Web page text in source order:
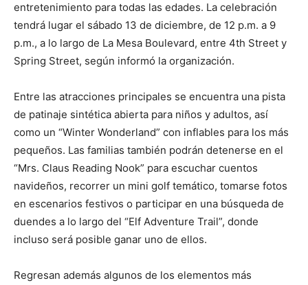
entretenimiento para todas las edades. La celebración
tendrá lugar el sábado 13 de diciembre, de 12 p.m. a 9
p.m., a lo largo de La Mesa Boulevard, entre 4th Street y
Spring Street, según informó la organización.
Entre las atracciones principales se encuentra una pista
de patinaje sintética abierta para niños y adultos, así
como un “Winter Wonderland” con inflables para los más
pequeños. Las familias también podrán detenerse en el
“Mrs. Claus Reading Nook” para escuchar cuentos
navideños, recorrer un mini golf temático, tomarse fotos
en escenarios festivos o participar en una búsqueda de
duendes a lo largo del “Elf Adventure Trail”, donde
incluso será posible ganar uno de ellos.
Regresan además algunos de los elementos más